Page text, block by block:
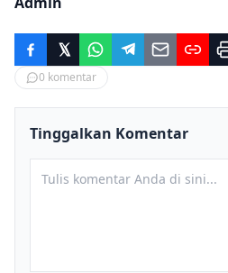
0 komentar
Tinggalkan Komentar